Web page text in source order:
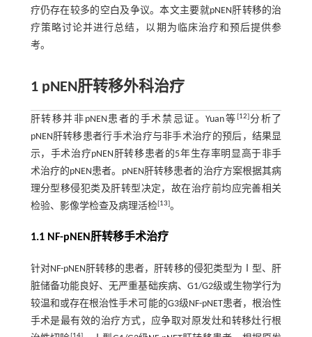
疗仍存在较多的空白及争议。本文主要就pNEN肝转移的治
疗策略讨论并进行总结，以期为临床治疗和预后提供参
考。
1 pNEN肝转移外科治疗
肝转移并非pNEN患者的手术禁忌证。Yuan等 [12]分析了
pNEN肝转移患者行手术治疗与非手术治疗的预后，结果显
示，手术治疗pNEN肝转移患者的5年生存率明显高于非手
术治疗的pNEN患者。pNEN肝转移患者的治疗方案根据其病
理分型移侵犯类及肝转型决定，故在治疗前均应完善相关
检验、影像学检查及病理活检[13]。
1.1 NF-pNEN肝转移手术治疗
针对NF-pNEN肝转移的患者，肝转移的侵犯类型为Ⅰ型、肝
脏储备功能良好、无严重基础疾病、G1/G2级或生物学行为
较温和或存在根治性手术可能的G3级NF-pNET患者，根治性
手术是最有效的治疗方式，应争取对原发灶和转移灶行根